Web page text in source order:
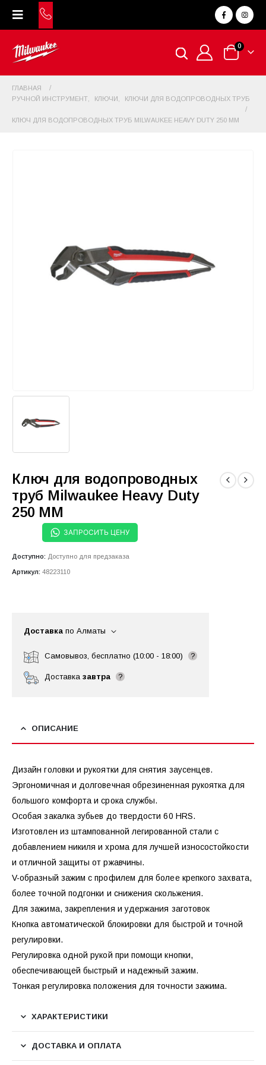
0
ГЛАВНАЯ
РУЧНОЙ ИНСТРУМЕНТ
КЛЮЧИ КЛЮЧИ ДЛЯ ВОДОПРОВОДНЫХ ТРУБ
КЛЮЧ ДЛЯ ВОДОПРОВОДНЫХ ТРУБ MILWAUKEE HEAVY DUTY 250 ММ
Ключ для водопроводных
труб Milwaukee Heavy Duty
250 ММ
ЗАПРОСИТЬ ЦЕНУ
Доступно: Доступно для предзаказа
Артикул: 48223110
Доставка по Алматы
Самовывоз, бесплатно (10:00 - 18:00) ?
Доставка завтра ?
ОПИСАНИЕ
Дизайн головки и рукоятки для снятия заусенцев.
Эргономичная и долговечная обрезиненная рукоятка для
большого комфорта и срока службы.
Особая закалка зубьев до твердости 60 HRS.
Изготовлен из штампованной легированной стали с
добавлением никиля и хрома для лучшей износостойкости
и отличной защиты от ржавчины.
V-образный зажим с профилем для более крепкого захвата,
более точной подгонки и снижения скольжения.
Для зажима, закрепления и удержания заготовок
Кнопка автоматической блокировки для быстрой и точной
регулировки.
Регулировка одной рукой при помощи кнопки,
обеспечивающей быстрый и надежный зажим.
Тонкая регулировка положения для точности зажима.
ХАРАКТЕРИСТИКИ
ДОСТАВКА И ОПЛАТА